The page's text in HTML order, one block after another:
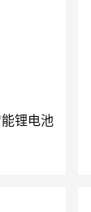
锂电池